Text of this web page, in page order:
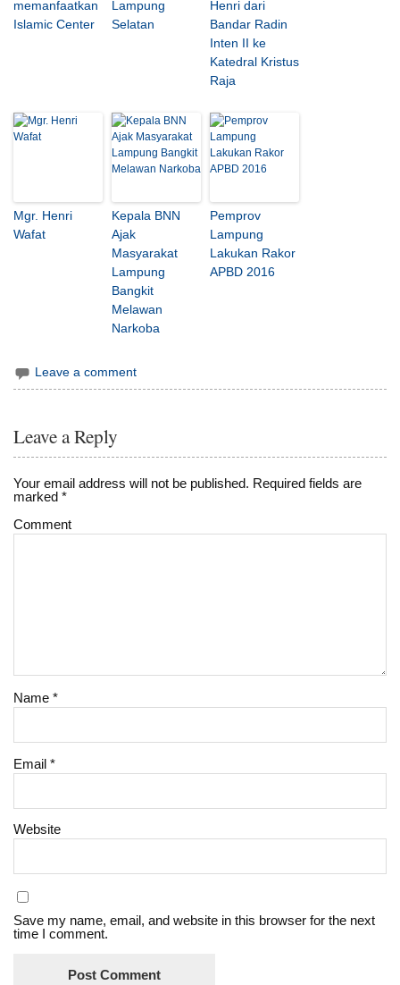
memanfaatkan
Islamic Center
Lampung
Selatan
Henri dari
Bandar Radin
Inten II ke
Katedral Kristus
Raja
Mgr. Henri
Wafat
Kepala BNN
Ajak
Masyarakat
Lampung
Bangkit
Melawan
Narkoba
Pemprov
Lampung
Lakukan Rakor
APBD 2016
Leave a comment
Leave a Reply
Your email address will not be published. Required fields are
marked*
Comment
Name*
Email*
Website
Save my name, email, and website in this browser for the next
time I comment.